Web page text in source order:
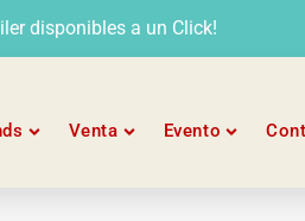
disponibles a un Click!
Venta Evento